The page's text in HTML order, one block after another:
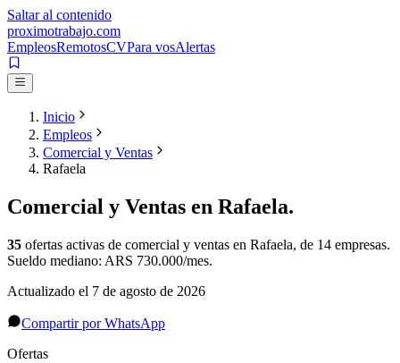
Saltar al contenido
proximotrabajo.com
EmpleosRemotosCVPara vosAlertas
Inicio
Empleos
Comercial y Ventas
Rafaela
Comercial y Ventas en Rafaela.
35 ofertas activas de comercial y ventas en Rafaela, de 14 empresas.
Sueldo mediano: ARS 730.000/mes.
Actualizado el 7 de agosto de 2026
Compartir por WhatsApp
Ofertas